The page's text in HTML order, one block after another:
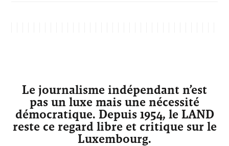
Le journalisme indépendant n’est
pas un luxe mais une nécessité
démocratique. Depuis 1954, le LAND
reste ce regard libre et critique sur le
Luxembourg.